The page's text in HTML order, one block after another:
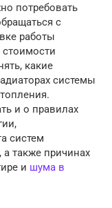
потребовать
с
работы
какие
системы
и о правилах
систем
также причинах
и шума в